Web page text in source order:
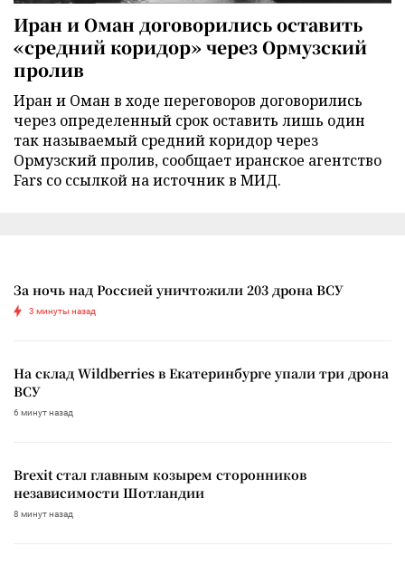
Иран и Оман договорились оставить
«средний коридор» через Ормузский
пролив
Иран и Оман в ходе переговоров договорились
через определенный срок оставить лишь один
так называемый средний коридор через
Ормузский пролив, сообщает иранское агентство
Fars со ссылкой на источник в МИД.
За ночь над Россией уничтожили 203 дрона ВСУ
3 минуты назад
На склад Wildberries в Екатеринбурге упали три дрона
ВСУ
6 минут назад
Brexit стал главным козырем сторонников
независимости Шотландии
8 минут назад